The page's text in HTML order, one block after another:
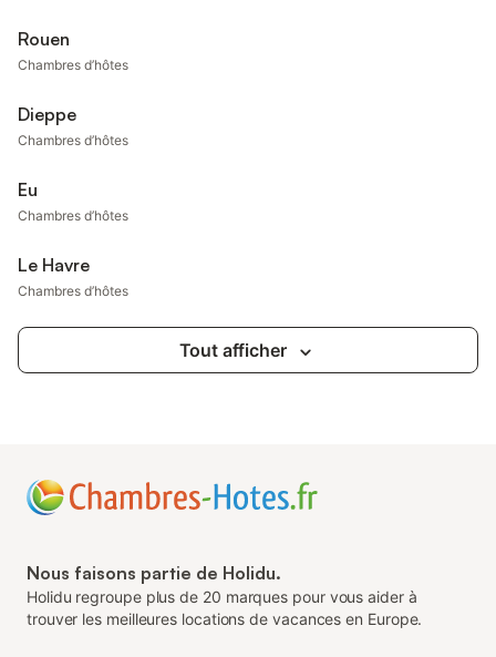
Rouen
Chambres d’hôtes
Dieppe
Chambres d’hôtes
Eu
Chambres d’hôtes
Le Havre
Chambres d’hôtes
Tout afficher
Nous faisons partie de Holidu.
Holidu regroupe plus de 20 marques pour vous aider à
trouver les meilleures locations de vacances en Europe.